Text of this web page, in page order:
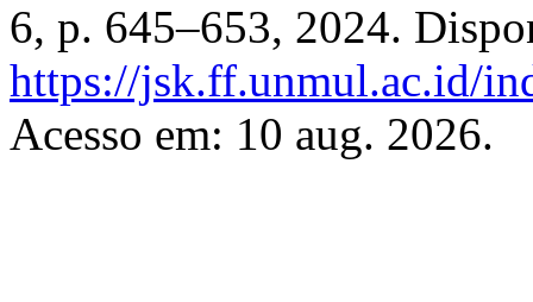
6, p. 645–653, 2024.
https://jsk.ff.unmul.ac.id/
Acesso em: 10 aug. 2026.